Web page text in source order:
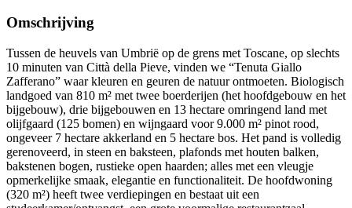
Omschrijving
Tussen de heuvels van Umbrië op de grens met Toscane, op slechts
10 minuten van Città della Pieve, vinden we “Tenuta Giallo
Zafferano” waar kleuren en geuren de natuur ontmoeten. Biologisch
landgoed van 810 m² met twee boerderijen (het hoofdgebouw en het
bijgebouw), drie bijgebouwen en 13 hectare omringend land met
olijfgaard (125 bomen) en wijngaard voor 9.000 m² pinot rood,
ongeveer 7 hectare akkerland en 5 hectare bos. Het pand is volledig
gerenoveerd, in steen en baksteen, plafonds met houten balken,
bakstenen bogen, rustieke open haarden; alles met een vleugje
opmerkelijke smaak, elegantie en functionaliteit. De hoofdwoning
(320 m²) heeft twee verdiepingen en bestaat uit een